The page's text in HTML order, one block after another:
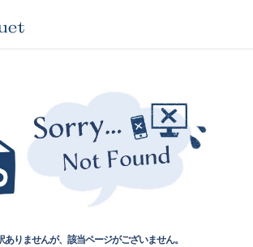
ありませんが、該当ページがございません。